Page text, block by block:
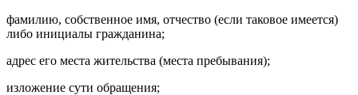
фамилию, собственное имя, отчество (если таковое имеется)
либо инициалы гражданина;
адрес его места жительства (места пребывания);
изложение сути обращения;